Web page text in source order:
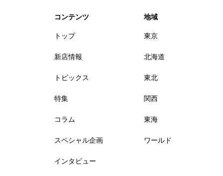
コンテンツ
トップ
新店情報
トピックス
特集
コラム
スペシャル企画
インタビュー
地域
東京
北海道
東北
関西
東海
ワールド